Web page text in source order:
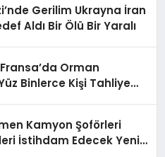
Gerilim Ukrayna İran
Aldı Bir Ölü Bir Yaralı
Orman
Binlerce Kişi Tahliye
Kamyon Şoförleri
İstihdam Edecek Yeni